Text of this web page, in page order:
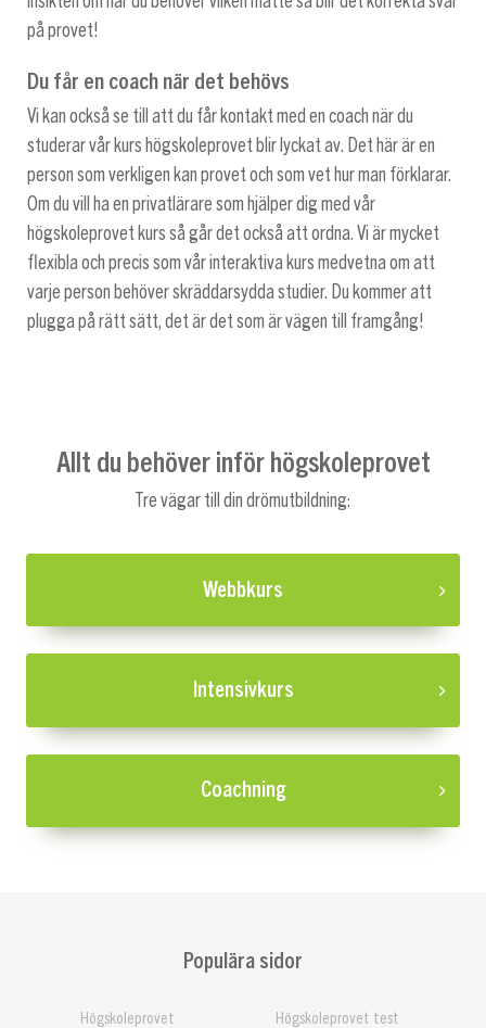
på provet!
Du får en coach när det behövs
Vi kan också se till att du får kontakt med en coach när du
studerar vår kurs högskoleprovet blir lyckat av. Det här är en
person som verkligen kan provet och som vet hur man förklarar.
Om du vill ha en privatlärare som hjälper dig med vår
högskoleprovet kurs så går det också att ordna. Vi är mycket
flexibla och precis som vår interaktiva kurs medvetna om att
varje person behöver skräddarsydda studier. Du kommer att
plugga på rätt sätt, det är det som är vägen till framgång!
Allt du behöver inför högskoleprovet
Tre vägar till din drömutbildning:
Webbkurs
Intensivkurs
Coachning
Populära sidor
Högskoleprovet
Högskoleprovet test